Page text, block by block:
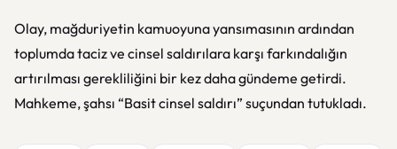
Olay, mağduriyetin kamuoyuna yansımasının ardından
toplumda taciz ve cinsel saldırılara karşı farkındalığın
artırılması gerekliliğini bir kez daha gündeme getirdi.
Mahkeme, şahsı “Basit cinsel saldırı” suçundan tutukladı.